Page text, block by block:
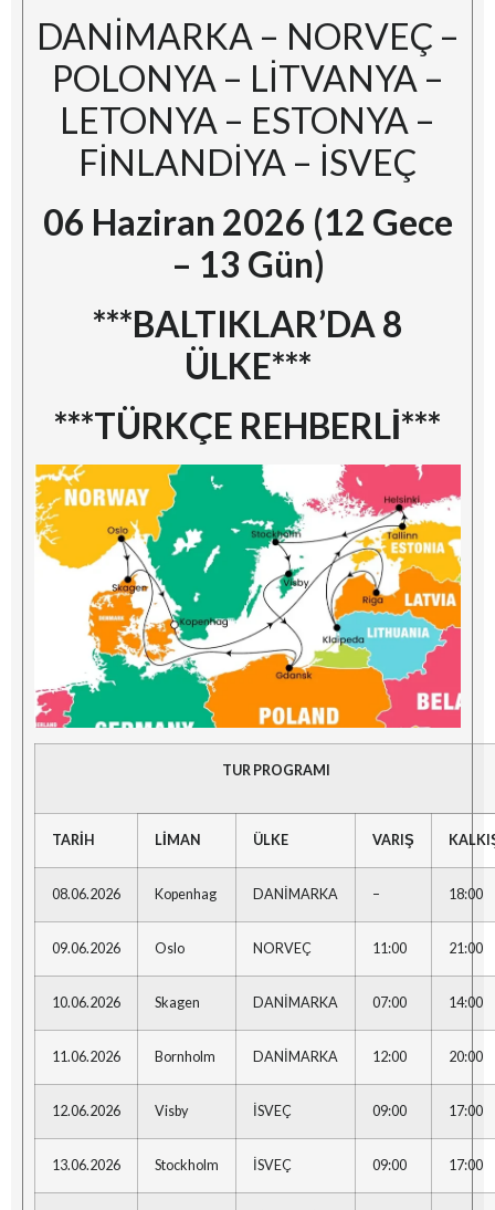
DANİMARKA – NORVEÇ –
POLONYA – LİTVANYA –
LETONYA – ESTONYA –
FİNLANDİYA – İSVEÇ
06 Haziran 2026 (12 Gece
– 13 Gün)
***BALTIKLAR’DA 8
ÜLKE***
***TÜRKÇE REHBERLİ***
TUR PROGRAMI
TARİH LİMAN ÜLKE VARIŞ
08.06.2026 Kopenhag DANİMARKA – 18:00
09.06.2026 Oslo NORVEÇ 11:00 21:00
10.06.2026 Skagen DANİMARKA 07:00 14:00
11.06.2026 Bornholm DANİMARKA 12:00 20:00
12.06.2026 Visby İSVEÇ 09:00 17:00
13.06.2026 Stockholm İSVEÇ 09:00 17:00